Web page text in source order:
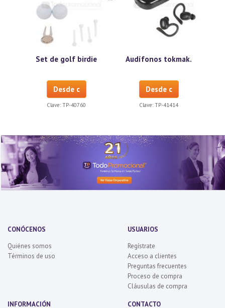
Set de golf birdie
Desde c
Clave: TP-40760
Audífonos tokmak.
Desde c
Clave: TP-41414
CONÓCENOS
Quiénes somos
Términos de uso
USUARIOS
Regístrate
Acceso a clientes
Preguntas frecuentes
Proceso de compra
Cláusulas de compra
INFORMACIÓN CONTACTO